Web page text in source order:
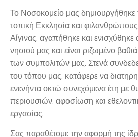
Το Νοσοκομείο μας δημιουργήθηκε
τοπική Εκκλησία και φιλανθρώπους
Αίγινας, αγαπήθηκε και
νησιού μας και είναι ριζωμένο
των συμπολιτών μας. Στενά
του τόπου μας, κατάφερε να
ενενήντα οκτώ συνεχόμενα έτη με
περιουσιών, αφοσίωση και
εργασίας.
Σας παραθέτομε την αφορμή της